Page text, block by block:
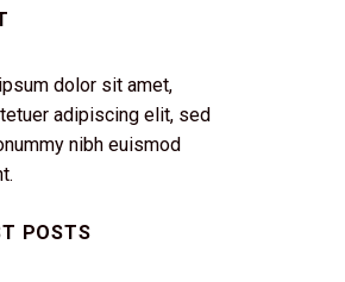
dolor sit amet,
adipiscing elit, sed
nibh euismod
POSTS